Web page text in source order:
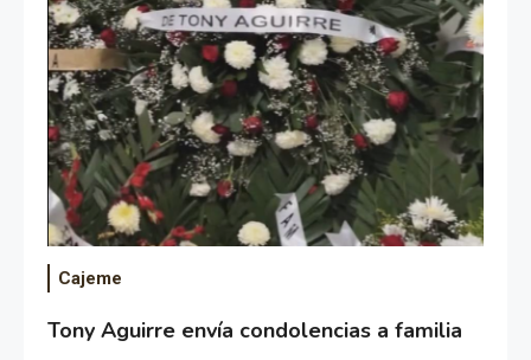
Cajeme
Tony Aguirre envía condolencias a familia